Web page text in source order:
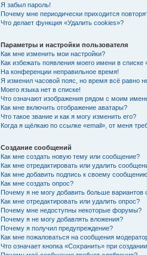
Я забыл пароль!
Почему мне периодически приходится
Что делает функция «Удалить cookies»?
Параметры и настройки пользователя
Как мне изменить мои настройки?
Как избежать появления моего имени в
На конференции неправильное время!
Я изменил часовой пояс, но время всё равно
Моего языка нет в списке!
Что означают изображения рядом с моим
Как мне включить отображение аватары?
Что такое звание и как я могу изменить его?
Когда я щёлкаю по ссылке «email», от меня
Создание сообщений
Как мне создать новую тему или сообщение?
Как мне отредактировать или удалить
Как мне добавить подпись к своему
Как мне создать опрос?
Почему я не могу добавить больше вариантов
Как мне отредактировать или удалить опрос?
Почему мне недоступны некоторые форумы?
Почему я не могу добавлять вложения?
Почему я получил предупреждение?
Как мне пожаловаться на сообщения
Что означает кнопка «Сохранить» при